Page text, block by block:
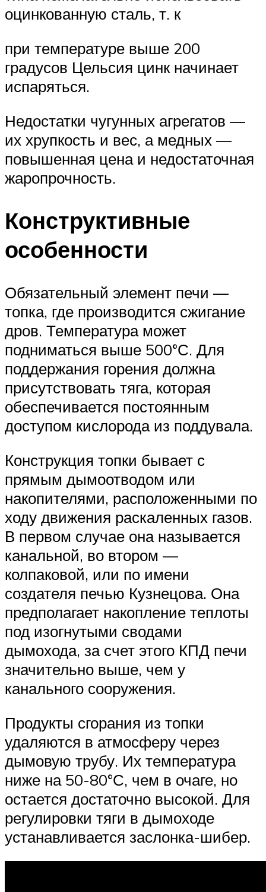
оцинкованную сталь, т. к
при температуре выше 200
градусов Цельсия цинк начинает
испаряться.
Недостатки чугунных агрегатов —
их хрупкость и вес, а медных —
повышенная цена и недостаточная
жаропрочность.
Конструктивные
особенности
Обязательный элемент печи —
топка, где производится сжигание
дров. Температура может
подниматься выше 500°С. Для
поддержания горения должна
присутствовать тяга, которая
обеспечивается постоянным
доступом кислорода из поддувала.
Конструкция топки бывает с
прямым дымоотводом или
накопителями, расположенными по
ходу движения раскаленных газов.
В первом случае она называется
канальной, во втором —
колпаковой, или по имени
создателя печью Кузнецова. Она
предполагает накопление теплоты
под изогнутыми сводами
дымохода, за счет этого КПД печи
значительно выше, чем у
канального сооружения.
Продукты сгорания из топки
удаляются в атмосферу через
дымовую трубу. Их температура
ниже на 50-80°С, чем в очаге, но
остается достаточно высокой. Для
регулировки тяги в дымоходе
устанавливается заслонка-шибер.